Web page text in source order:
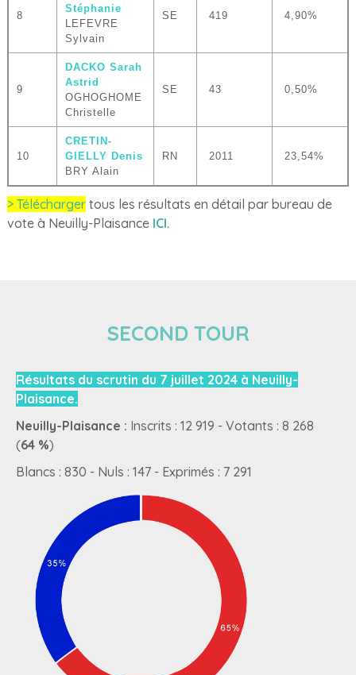
8
Stéphanie
LEFEVRE
Sylvain
SE 419 4,90%
9
DACKO Sarah
Astrid
OGHOGHOME
Christelle
SE 43 0,50%
10
CRETIN-
GIELLY Denis
BRY Alain
RN 2011 23,54%
> Télécharger tous les résultats en détail par bureau de
vote à Neuilly-Plaisance ICI.
SECOND TOUR
Résultats du scrutin du 7 juillet 2024 à Neuilly-
Plaisance.
Neuilly-Plaisance : Inscrits : 12 919 - Votants : 8 268
(64 %)
Blancs : 830 - Nuls : 147 - Exprimés : 7 291